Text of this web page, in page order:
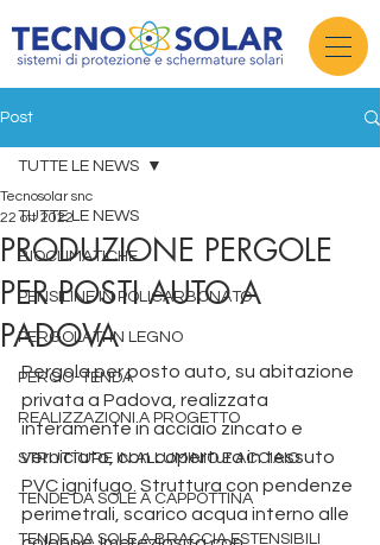
Post
TUTTE LE NEWS
BIOCLIMATICHE
PENSILINE IN POLICARBONATO
PERGOLATI IN LEGNO
PERGO-TENDA
REALIZZAZIONI A PROGETTO
STRUTTURE IN ALLUMINIO E ACCIAIO
TENDE DA SOLE A CAPPOTTINA
TENDE DA SOLE A BRACCIA ESTENSIBILI
TUTTE LE NEWS
PRODUZIONE PERGOLE
PER POSTI AUTO A
PADOVA
Tecnosolar snc
22 ott 2022
Pergola per posto auto, su abitazione
privata a Padova, realizzata
interamente in acciaio zincato e
verniciato, con copertura in tessuto
PVC ignifugo. Struttura con pendenze
perimetrali, scarico acqua interno alle